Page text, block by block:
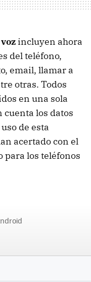
incluyen ahora
del teléfono,
email, llamar a
otras. Todos
en una sola
los datos
de esta
acertado con el
para los teléfonos